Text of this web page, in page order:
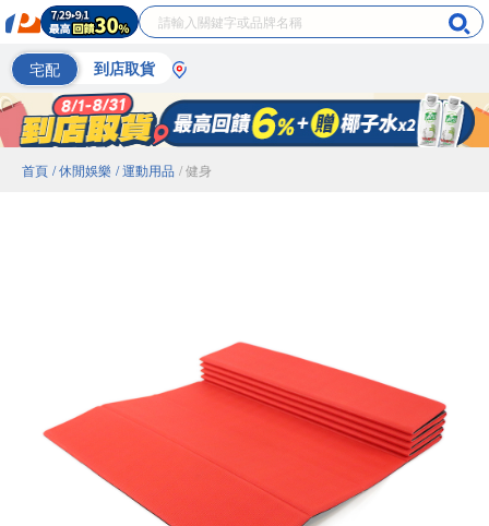
宅配 到店取貨
首頁 / 休閒娛樂 / 運動用品 / 健身